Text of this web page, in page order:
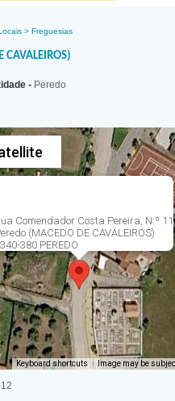
> Freguesias
CAVALEIROS)
- Peredo
Comendador Costa Pereira, N.º 11
(MACEDO DE CAVALEIROS)
380 PEREDO
Keyboard shortcuts Image may be